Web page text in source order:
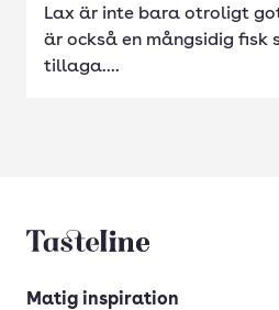
Lax är inte bara otroligt
är också en mångsidig fisk
tillaga....
Tasteline startsida
Matig inspiration